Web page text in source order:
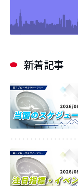
新着記事